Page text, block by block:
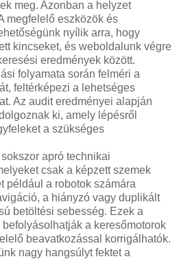
meg. Azonban a helyzet
megfelelő eszközök és
nyílik arra, hogy
kincseket, és weboldalunk végre
eredmények között.
folyamata során felméri a
feltérképezi a lehetséges
Az audit eredményei alapján
ki, amely lépésről
a szükséges
apró technikai
csak a képzett szemek
például a robotok számára
a hiányzó vagy duplikált
betöltési sebesség. Ezek a
a keresőmotorok
beavatkozással korrigálhatók.
nagy hangsúlyt fektet a